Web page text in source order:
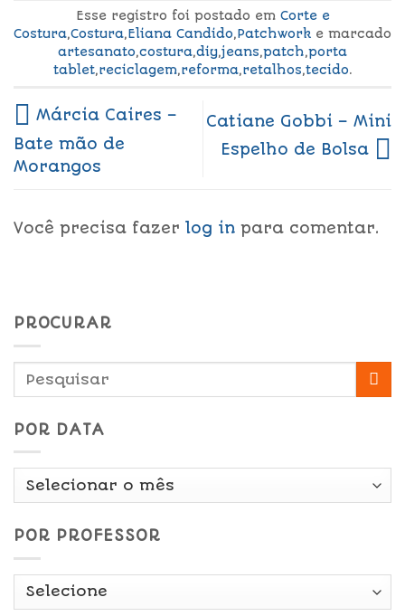
Esse registro foi postado em Corte e
Costura,Costura,Eliana Candido,Patchwork e marcado
artesanato,costura,diy,jeans,patch,porta
tablet,reciclagem,reforma,retalhos,tecido.
Márcia Caires –
Bate mão de
Morangos
Catiane Gobbi – Mini
Espelho de Bolsa
Você precisa fazer log in para comentar.
PROCURAR
POR DATA
Por
POR PROFESSOR